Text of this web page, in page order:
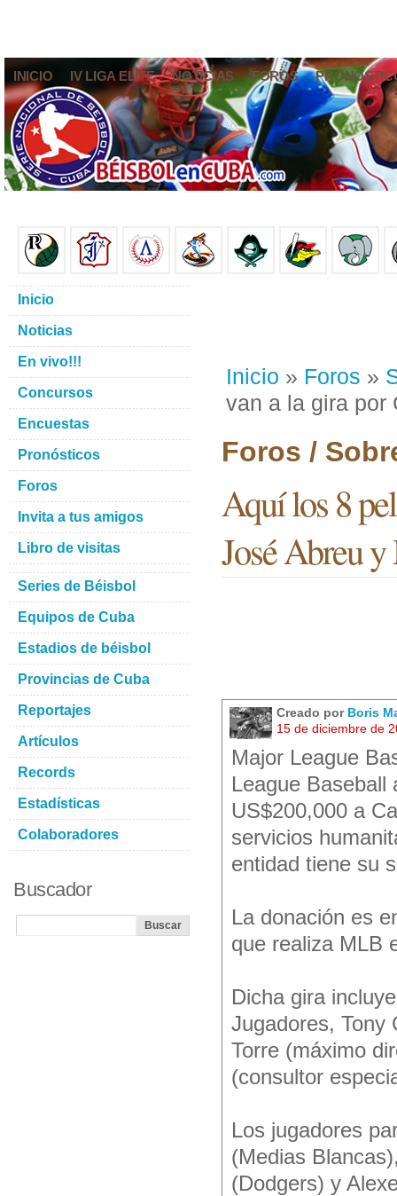
INICIO IV LIGA ELITE NOTICIAS FOROS
Inicio » Foros »
van a la gira por
Foros /
Aquí los 8
José Abreu
Creado por Boris
15 de diciembre de
Major League
League Baseball
US$200,000 a
servicios
entidad tiene su
La donación es
que realiza MLB
Dicha gira
Jugadores, Tony
Torre (máximo
(consultor
Los jugadores
(Medias
(Dodgers) y
Inicio
Noticias
En vivo!!!
Concursos
Encuestas
Pronósticos
Foros
Invita a tus amigos
Libro de visitas
Series de Béisbol
Equipos de Cuba
Estadios de béisbol
Provincias de Cuba
Reportajes
Artículos
Records
Estadísticas
Colaboradores
Buscador